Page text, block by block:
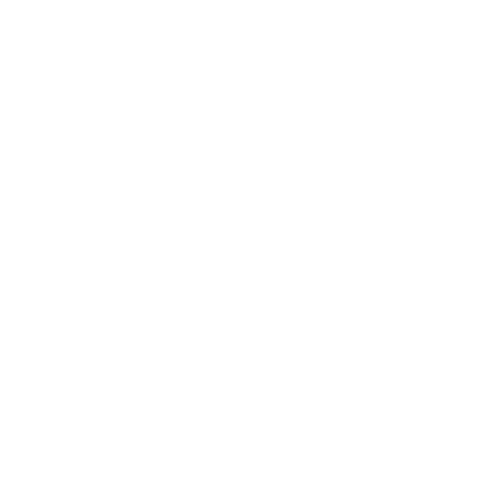
了承ください。
き作成されるも
をご了承くださ
です。
ありません。
です。
ず変更すること
1000ppm以下、
) : 1000ppm、
、
可)を取得する
これらの製造装
通知します。
ムロン制御